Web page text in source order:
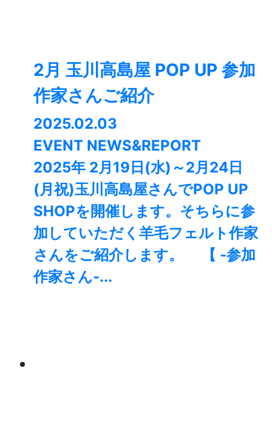
2月 玉川高島屋 POP UP 参加
作家さんご紹介
2025.02.03
EVENT NEWS&REPORT
2025年 2月19日(水)～2月24日
(月祝)玉川高島屋さんでPOP UP
SHOPを開催します。そちらに参
加していただく羊毛フェルト作家
さんをご紹介します。 【 -参加
作家さん-...